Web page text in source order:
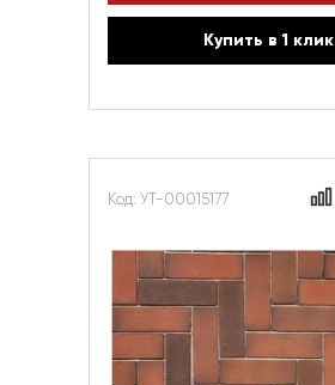
Купить в 1 клик
Код: УТ-00015177